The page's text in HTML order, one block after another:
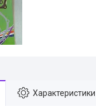
Характеристики